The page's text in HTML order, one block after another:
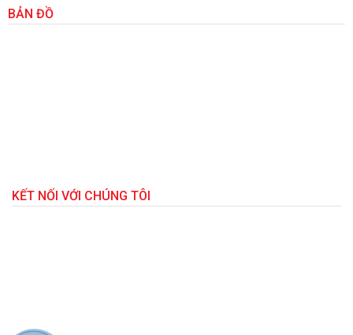
BẢN ĐỒ
KẾT NỐI VỚI CHÚNG TÔI